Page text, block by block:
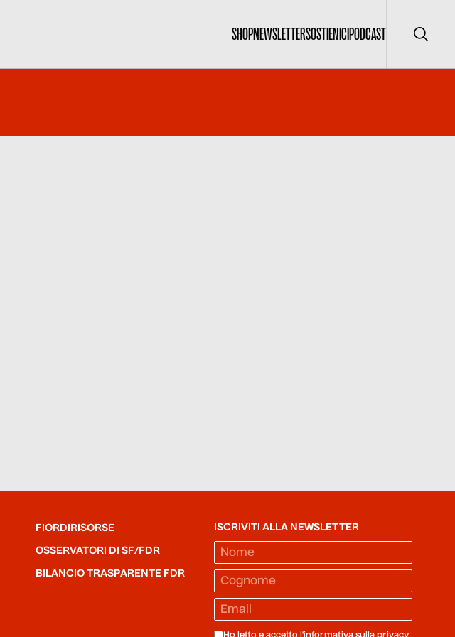
SHOPNEWSLETTERSOSTIENICIPODCAST Cerca
FIORDIRISORSE
OSSERVATORI DI SF/FDR
BILANCIO TRASPARENTE FDR
ISCRIVITI ALLA NEWSLETTER